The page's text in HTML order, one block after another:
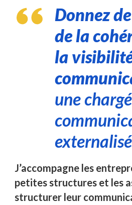
Donnez
de la
la
une
J’accompagne les
petites structures et les
structurer leur